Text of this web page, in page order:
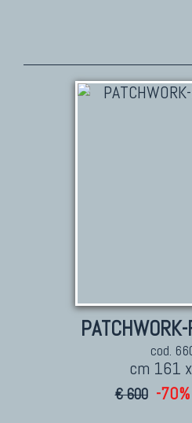
Collezione Hyderabad
Collezione Peshawar
Collezione Zigler
cod.
cm 161
€ 600 -70%